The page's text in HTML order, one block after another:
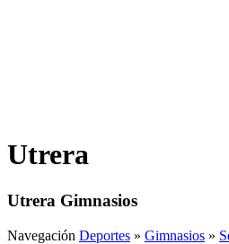
Utrera
Utrera Gimnasios
Navegación Deportes » Gimnasios »